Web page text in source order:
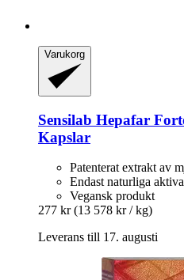
Varukorg
Sensilab Hepafar
Kapslar
Patenterat extrakt av
Endast naturliga
Vegansk produkt
277 kr (13 578 kr / kg)
Leverans till 17. augusti